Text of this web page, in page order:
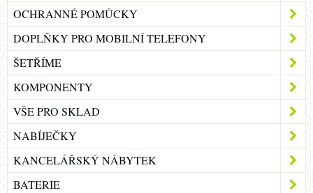
OCHRANNÉ POMŮCKY
DOPLŇKY PRO MOBILNÍ TELEFONY
ŠETŘÍME
KOMPONENTY
VŠE PRO SKLAD
NABÍJEČKY
KANCELÁŘSKÝ NÁBYTEK
BATERIE